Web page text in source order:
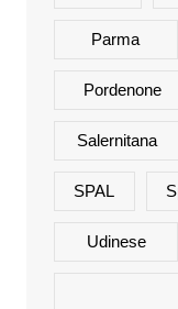
Parma
Pordenone
Salernitana
SPAL
Udinese